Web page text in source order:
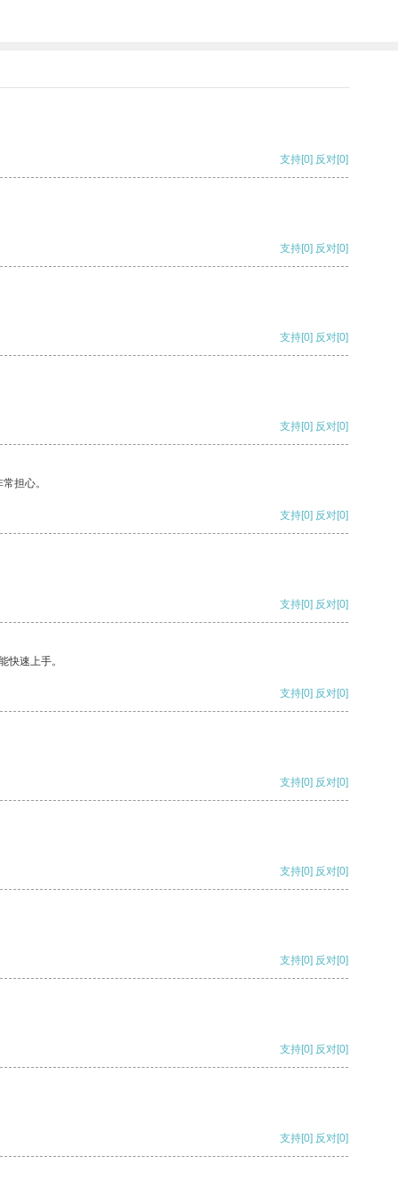
支持[0] 反对[0]
支持[0] 反对[0]
支持[0] 反对[0]
支持[0] 反对[0]
担心。
支持[0] 反对[0]
支持[0] 反对[0]
快速上手。
支持[0] 反对[0]
支持[0] 反对[0]
支持[0] 反对[0]
支持[0] 反对[0]
支持[0] 反对[0]
支持[0] 反对[0]